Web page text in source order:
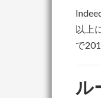
以上
で
ル